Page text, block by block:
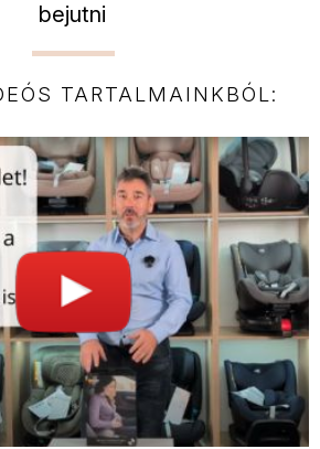
bejutni
TARTALMAINKBÓL: